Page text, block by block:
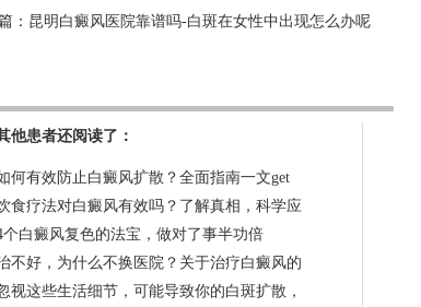
： 昆明白癜风医院靠谱吗-白斑在女性中出现怎么办呢
他患者还阅读了：
何有效防止白癜风扩散？全面指南一文get
食疗法对白癜风有效吗？了解真相，科学应
个白癜风复色的法宝，做对了事半功倍
不好，为什么不换医院？关于治疗白癜风的
视这些生活细节，可能导致你的白斑扩散，